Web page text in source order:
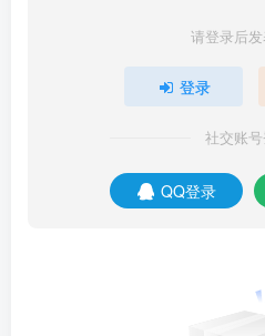
请登录后
登录
社交账
QQ登录